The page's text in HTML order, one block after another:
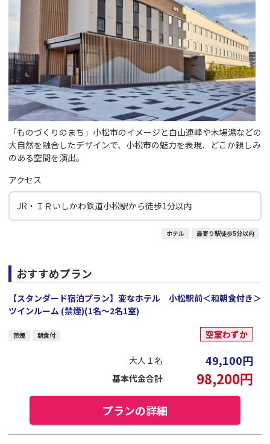
「ものづくりのまち」小松市のイメージと白山連峰や木場潟などの
大自然を融合したデザインで、小松市の魅力を表現、どこか親しみ
のある空間を演出。
アクセス
JR・ＩＲいしかわ鉄道小松駅から徒歩1分以内
ホテル 最寄り駅徒歩5分以内
おすすめプラン
【スタンダード宿泊プラン】変なホテル 小松駅前＜和朝食付き＞
ツインルーム (禁煙)(1名～2名1室)
禁煙 朝食付 空室わずか
大人１名 49,100円
基本代金合計 98,200円
プランの詳細